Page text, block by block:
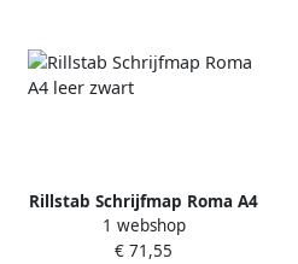
Rillstab Schrijfmap Roma A4
leer zwart
1 webshop
€ 71,55